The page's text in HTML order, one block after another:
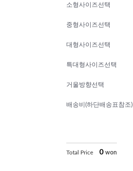
소형사이즈선택
중형사이즈선택
대형사이즈선택
특대형사이즈선택
거울방향선택
배송비(하단배송표참조)
Total Price 0 won